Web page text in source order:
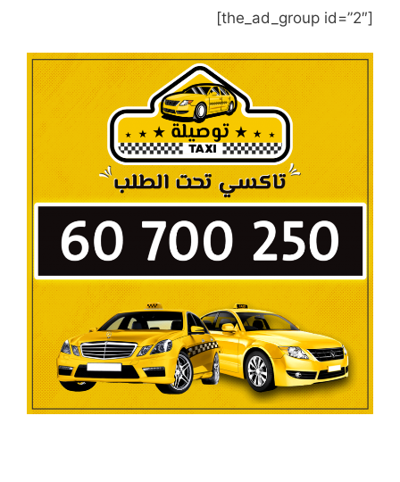
[the_ad_group id=”2″]